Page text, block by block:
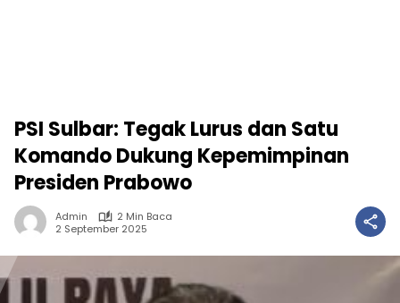
PSI Sulbar: Tegak Lurus dan Satu
Komando Dukung Kepemimpinan
Presiden Prabowo
Admin
2 Min Baca
2 September 2025